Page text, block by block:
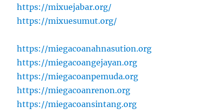
https://mixuejabar.org/
https://mixuesumut.org/
https://miegacoanahnasution.org
https://miegacoangejayan.org
https://miegacoanpemuda.org
https://miegacoanrenon.org
https://miegacoansintang.org